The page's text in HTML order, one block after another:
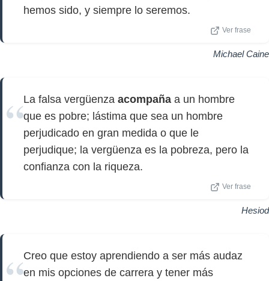
hemos sido, y siempre lo seremos.
Ver frase
Michael Caine
La falsa vergüenza acompaña a un hombre
que es pobre; lástima que sea un hombre
perjudicado en gran medida o que le
perjudique; la vergüenza es la pobreza, pero la
confianza con la riqueza.
Ver frase
Hesiod
Creo que estoy aprendiendo a ser más audaz
en mis opciones de carrera y tener más